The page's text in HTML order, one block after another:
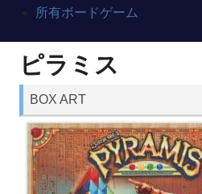
所有ボードゲーム
ピラミス
BOX ART